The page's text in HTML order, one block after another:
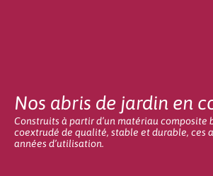
Nos abris de jardin en
Construits à partir d’un matériau composite
coextrudé de qualité, stable et durable, ces
années d’utilisation.